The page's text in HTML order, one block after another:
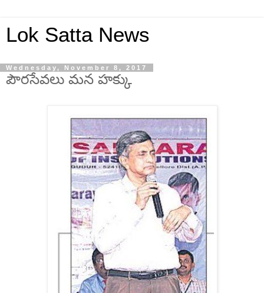
Lok Satta News
Wednesday, November 8, 2017
పౌరసేవలు మన హక్కు